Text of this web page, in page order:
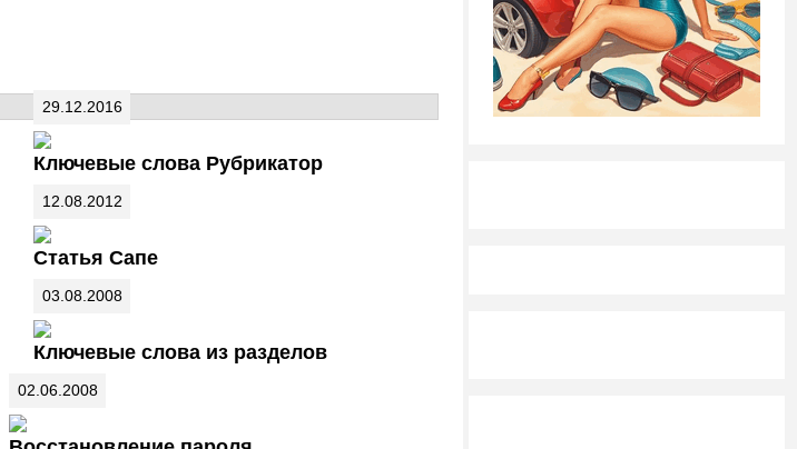
29.12.2016
Ключевые слова Рубрикатор
12.08.2012
Статья Сапе
03.08.2008
Ключевые слова из разделов
02.06.2008